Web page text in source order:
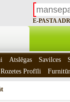
E-PASTA
Atslēgas Savilces
Profīli